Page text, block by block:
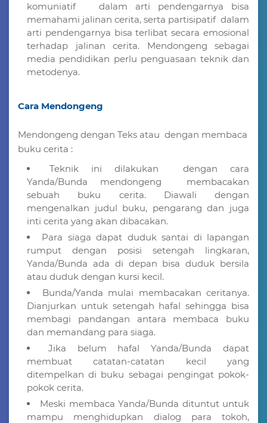
komuniatif dalam arti pendengarnya bisa
memahami jalinan cerita, serta partisipatif dalam
arti pendengarnya bisa terlibat secara emosional
terhadap jalinan cerita. Mendongeng sebagai
media pendidikan perlu penguasaan teknik dan
metodenya.
Cara Mendongeng
Mendongeng dengan Teks atau dengan membaca
buku cerita :
Teknik ini dilakukan dengan cara
Yanda/Bunda mendongeng membacakan
sebuah buku cerita. Diawali dengan
mengenalkan judul buku, pengarang dan juga
inti cerita yang akan dibacakan.
Para siaga dapat duduk santai di lapangan
rumput dengan posisi setengah lingkaran,
Yanda/Bunda ada di depan bisa duduk bersila
atau duduk dengan kursi kecil.
Bunda/Yanda mulai membacakan ceritanya.
Dianjurkan untuk setengah hafal sehingga bisa
membagi pandangan antara membaca buku
dan memandang para siaga.
Jika belum hafal Yanda/Bunda dapat
membuat catatan-catatan kecil yang
ditempelkan di buku sebagai pengingat pokok-
pokok cerita.
Meski membaca Yanda/Bunda dituntut untuk
mampu menghidupkan dialog para tokoh,